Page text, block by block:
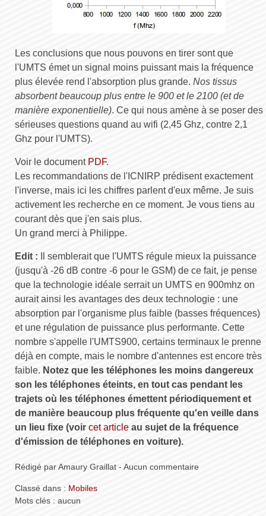
Les conclusions que nous pouvons en tirer sont que
l'UMTS émet un signal moins puissant mais la fréquence
plus élevée rend l'absorption plus grande. Nos tissus
absorbent beaucoup plus entre le 900 et le 2100 (et de
manière exponentielle). Ce qui nous amène à se poser des
sérieuses questions quand au wifi (2,45 Ghz, contre 2,1
Ghz pour l'UMTS).
Voir le document PDF.
Les recommandations de l'ICNIRP prédisent exactement
l'inverse, mais ici les chiffres parlent d'eux même. Je suis
activement les recherche en ce moment. Je vous tiens au
courant dès que j'en sais plus.
Un grand merci à Philippe.
Edit : Il semblerait que l'UMTS régule mieux la puissance
(jusqu'à -26 dB contre -6 pour le GSM) de ce fait, je pense
que la technologie idéale serrait un UMTS en 900mhz on
aurait ainsi les avantages des deux technologie : une
absorption par l'organisme plus faible (basses fréquences)
et une régulation de puissance plus performante. Cette
nombre s'appelle l'UMTS900, certains terminaux le prenne
déjà en compte, mais le nombre d'antennes est encore très
faible. Notez que les téléphones les moins dangereux
son les téléphones éteints, en tout cas pendant les
trajets où les téléphones émettent périodiquement et
de manière beaucoup plus fréquente qu'en veille dans
un lieu fixe (voir cet article au sujet de la fréquence
d'émission de téléphones en voiture).
Rédigé par Amaury Graillat - Aucun commentaire
Classé dans : Mobiles
Mots clés : aucun